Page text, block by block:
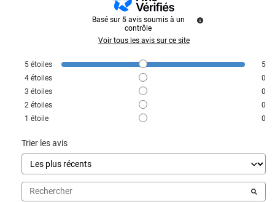
Basé sur 5 avis soumis à un
contrôle
Voir tous les avis sur ce site
5 étoiles
5
4 étoiles
0
3 étoiles
0
2 étoiles
0
1 étoile 0
Trier les avis